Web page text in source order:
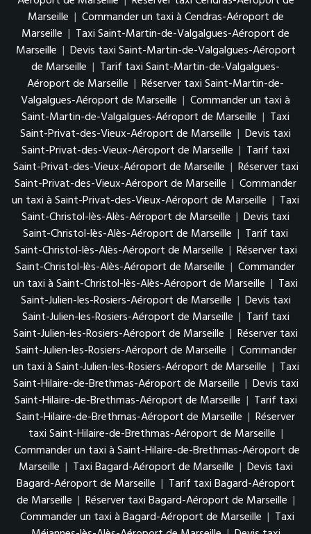
Marseille | Commander un taxi à Cendras-Aéroport de
Marseille | Taxi Saint-Martin-de-Valgalgues-Aéroport de
Marseille | Devis taxi Saint-Martin-de-Valgalgues-Aéroport
de Marseille | Tarif taxi Saint-Martin-de-Valgalgues-
Aéroport de Marseille | Réserver taxi Saint-Martin-de-
Valgalgues-Aéroport de Marseille | Commander un taxi à
Saint-Martin-de-Valgalgues-Aéroport de Marseille | Taxi
Saint-Privat-des-Vieux-Aéroport de Marseille | Devis taxi
Saint-Privat-des-Vieux-Aéroport de Marseille | Tarif taxi
Saint-Privat-des-Vieux-Aéroport de Marseille | Réserver taxi
Saint-Privat-des-Vieux-Aéroport de Marseille | Commander
un taxi à Saint-Privat-des-Vieux-Aéroport de Marseille | Taxi
Saint-Christol-lès-Alès-Aéroport de Marseille | Devis taxi
Saint-Christol-lès-Alès-Aéroport de Marseille | Tarif taxi
Saint-Christol-lès-Alès-Aéroport de Marseille | Réserver taxi
Saint-Christol-lès-Alès-Aéroport de Marseille | Commander
un taxi à Saint-Christol-lès-Alès-Aéroport de Marseille | Taxi
Saint-Julien-les-Rosiers-Aéroport de Marseille | Devis taxi
Saint-Julien-les-Rosiers-Aéroport de Marseille | Tarif taxi
Saint-Julien-les-Rosiers-Aéroport de Marseille | Réserver taxi
Saint-Julien-les-Rosiers-Aéroport de Marseille | Commander
un taxi à Saint-Julien-les-Rosiers-Aéroport de Marseille | Taxi
Saint-Hilaire-de-Brethmas-Aéroport de Marseille | Devis taxi
Saint-Hilaire-de-Brethmas-Aéroport de Marseille | Tarif taxi
Saint-Hilaire-de-Brethmas-Aéroport de Marseille | Réserver
taxi Saint-Hilaire-de-Brethmas-Aéroport de Marseille |
Commander un taxi à Saint-Hilaire-de-Brethmas-Aéroport de
Marseille | Taxi Bagard-Aéroport de Marseille | Devis taxi
Bagard-Aéroport de Marseille | Tarif taxi Bagard-Aéroport
de Marseille | Réserver taxi Bagard-Aéroport de Marseille |
Commander un taxi à Bagard-Aéroport de Marseille | Taxi